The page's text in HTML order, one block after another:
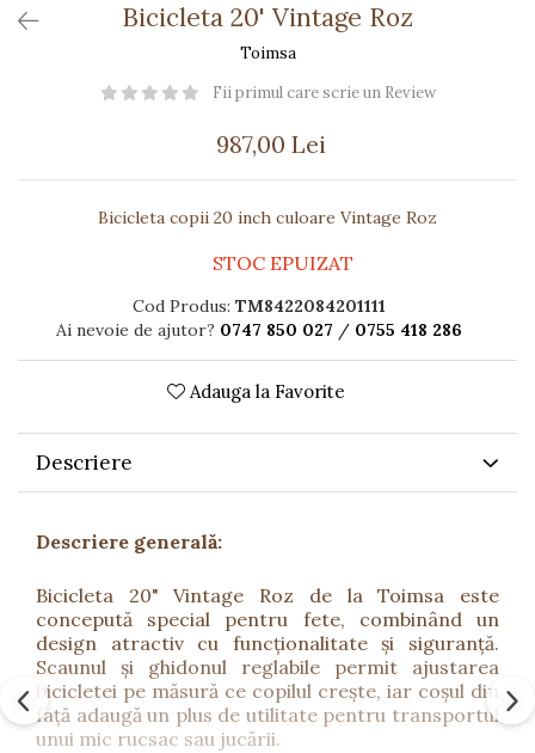
Bicicleta 20' Vintage Roz
Toimsa
Fii primul care scrie un Review
987,00 Lei
Bicicleta copii 20 inch culoare Vintage Roz
STOC EPUIZAT
Cod Produs: TM8422084201111
Ai nevoie de ajutor? 0747 850 027 / 0755 418 286
Adauga la Favorite
Descriere
Descriere generală:
Bicicleta 20" Vintage Roz de la Toimsa este
concepută special pentru fete, combinând un
design atractiv cu funcționalitate și siguranță.
Scaunul și ghidonul reglabile permit ajustarea
bicicletei pe măsură ce copilul crește, iar coșul din
față adaugă un plus de utilitate pentru transportul
unui mic rucsac sau jucării.